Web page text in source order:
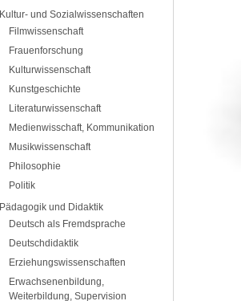
Kultur- und Sozialwissenschaften
Filmwissenschaft
Frauenforschung
Kulturwissenschaft
Kunstgeschichte
Literaturwissenschaft
Medienwisschaft, Kommunikation
Musikwissenschaft
Philosophie
Politik
Pädagogik und Didaktik
Deutsch als Fremdsprache
Deutschdidaktik
Erziehungswissenschaften
Erwachsenenbildung,
Weiterbildung, Supervision